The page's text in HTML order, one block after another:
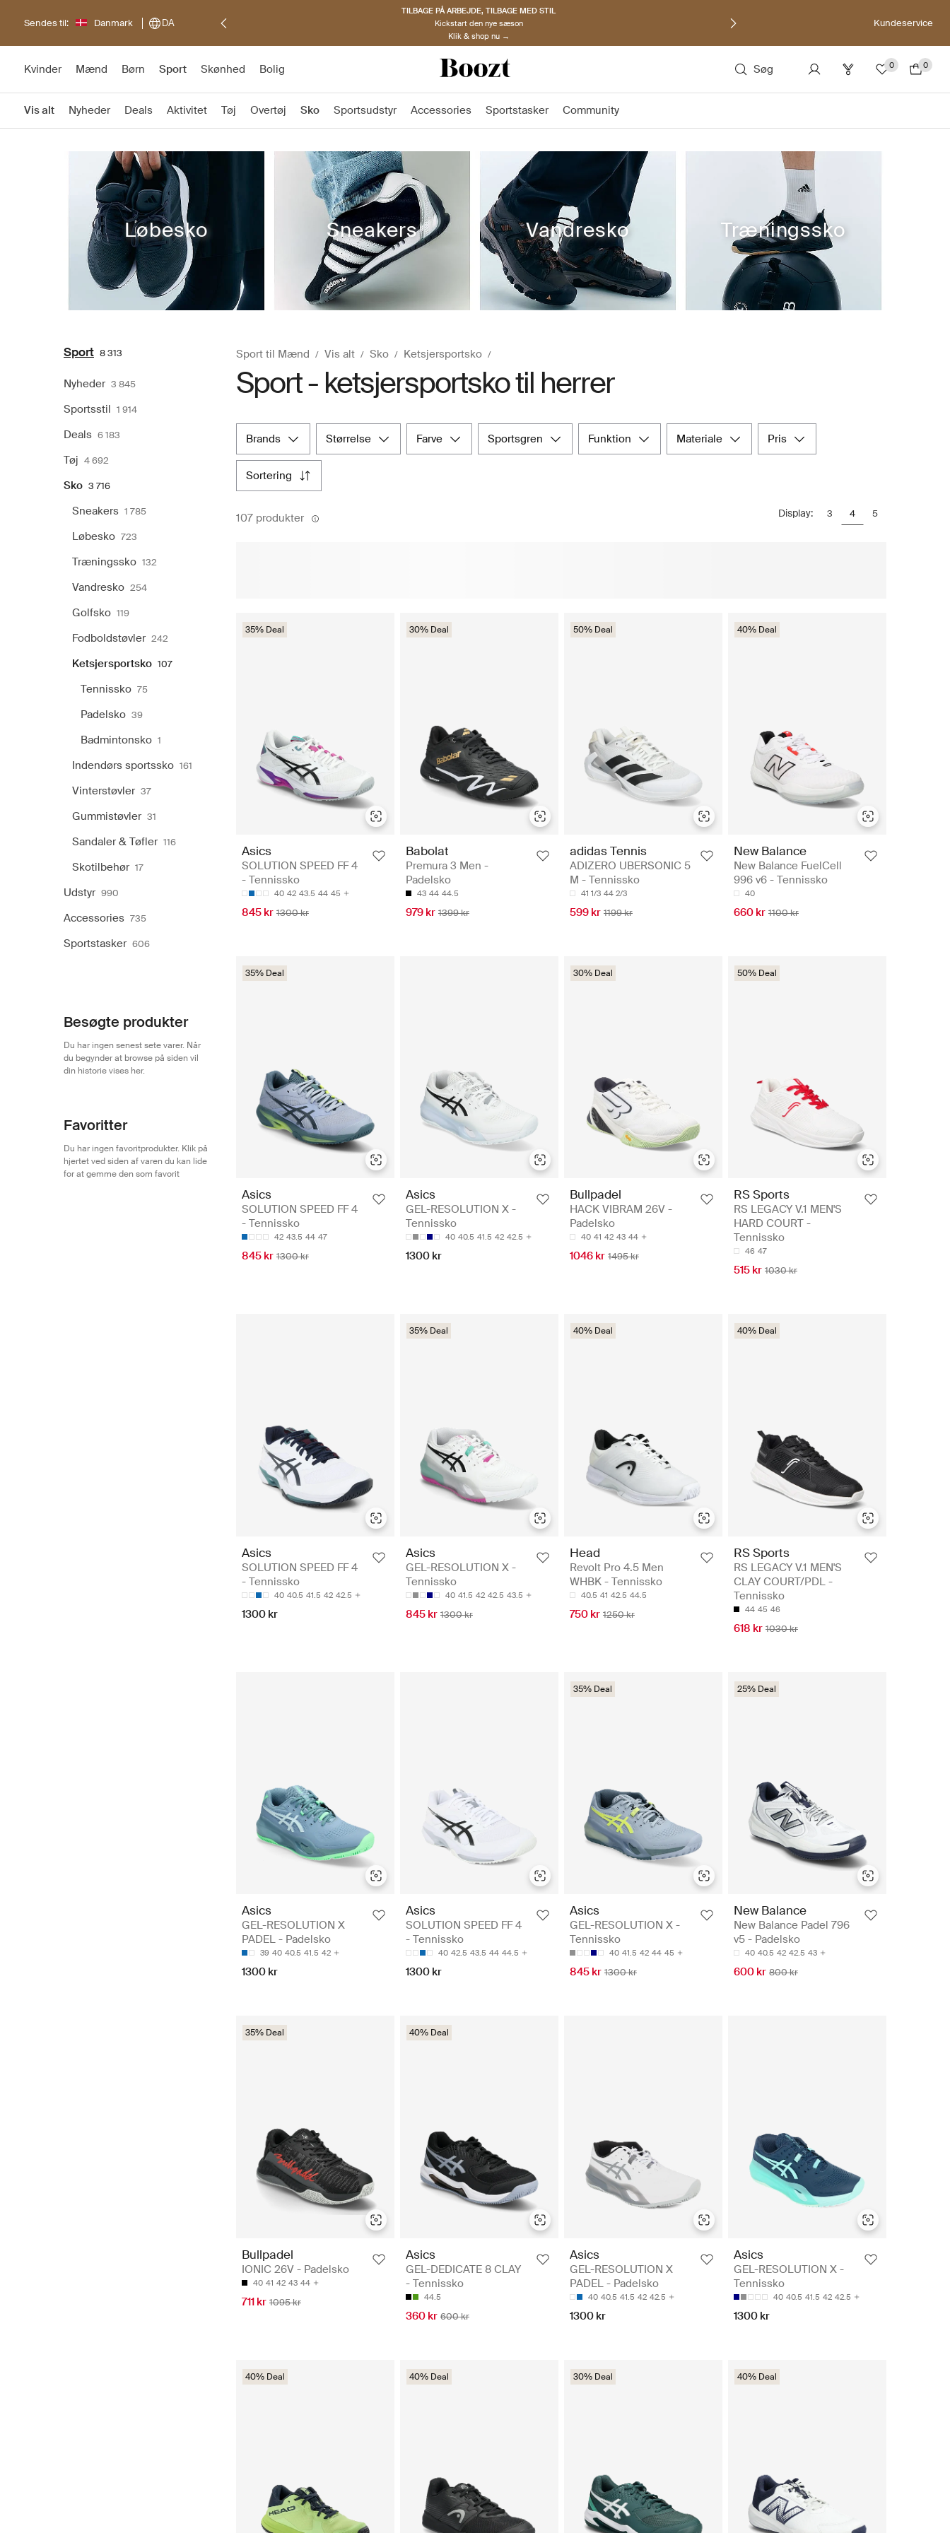
Sendes til: Danmark DA
TILBAGE PÅ ARBEJDE, TILBAGE MED STIL
Kickstart den nye sæson
Klik & shop nu →
Kundeservice
Kvinder Mænd Børn Sport Skønhed Bolig Søg 0 0
Vis alt Nyheder Deals Aktivitet Tøj Overtøj Sko Sportsudstyr Accessories Sportstasker Community
Løbesko Sneakers Vandresko Træningssko
Sport 8 313
Nyheder 3 845
Sportsstil 1 914
Deals 6 183
Tøj 4 692
Sko 3 716
Sneakers 1 785
Løbesko 723
Træningssko 132
Vandresko 254
Golfsko 119
Fodboldstøvler 242
Ketsjersportsko 107
Tennissko 75
Padelsko 39
Badmintonsko 1
Indendørs sportssko 161
Vinterstøvler 37
Gummistøvler 31
Sandaler & Tøfler 116
Skotilbehør 17
Udstyr 990
Accessories 735
Sportstasker 606
Besøgte produkter
Du har ingen senest sete varer. Når
du begynder at browse på siden vil
din historie vises her.
Favoritter
Du har ingen favoritprodukter. Klik på
hjertet ved siden af varen du kan lide
for at gemme den som favorit
Sport til Mænd Vis alt Sko Ketsjersportsko
Sport - ketsjersportsko til herrer
brands størrelse farve sportsgren funktion materiale pris
sortering
107 produkter Display: 3 4 5
35% Deal
Asics
SOLUTION SPEED FF 4
- Tennissko
40 42 43.5 44 45
845 kr 1300 kr
30% Deal
Babolat
Premura 3 Men -
Padelsko
43 44 44.5
979 kr 1399 kr
50% Deal
adidas Tennis
ADIZERO UBERSONIC 5
M - Tennissko
41 1/3 44 2/3
599 kr 1199 kr
40% Deal
New Balance
New Balance FuelCell
996 v6 - Tennissko
40
660 kr 1100 kr
35% Deal
Asics
SOLUTION SPEED FF 4
- Tennissko
42 43.5 44 47
845 kr 1300 kr
Asics
GEL-RESOLUTION X -
Tennissko
40 40.5 41.5 42 42.5
1300 kr
30% Deal
Bullpadel
HACK VIBRAM 26V -
Padelsko
40 41 42 43 44
1046 kr 1495 kr
50% Deal
RS Sports
RS LEGACY V.1 MEN'S
HARD COURT -
Tennissko
46 47
515 kr 1030 kr
Asics
SOLUTION SPEED FF 4
- Tennissko
40 40.5 41.5 42 42.5
1300 kr
35% Deal
Asics
GEL-RESOLUTION X -
Tennissko
40 41.5 42 42.5 43.5
845 kr 1300 kr
40% Deal
Head
Revolt Pro 4.5 Men
WHBK - Tennissko
40.5 41 42.5 44.5
750 kr 1250 kr
40% Deal
RS Sports
RS LEGACY V.1 MEN'S
CLAY COURT/PDL -
Tennissko
44 45 46
618 kr 1030 kr
Asics
GEL-RESOLUTION X
PADEL - Padelsko
39 40 40.5 41.5 42
1300 kr
Asics
SOLUTION SPEED FF 4
- Tennissko
40 42.5 43.5 44 44.5
1300 kr
35% Deal
Asics
GEL-RESOLUTION X -
Tennissko
40 41.5 42 44 45
845 kr 1300 kr
25% Deal
New Balance
New Balance Padel 796
v5 - Padelsko
40 40.5 42 42.5 43
600 kr 800 kr
35% Deal
Bullpadel
IONIC 26V - Padelsko
40 41 42 43 44
711 kr 1095 kr
40% Deal
Asics
GEL-DEDICATE 8 CLAY
- Tennissko
44.5
360 kr 600 kr
Asics
GEL-RESOLUTION X
PADEL - Padelsko
40 40.5 41.5 42 42.5
1300 kr
Asics
GEL-RESOLUTION X -
Tennissko
40 40.5 41.5 42 42.5
1300 kr
40% Deal 40% Deal 30% Deal 40% Deal